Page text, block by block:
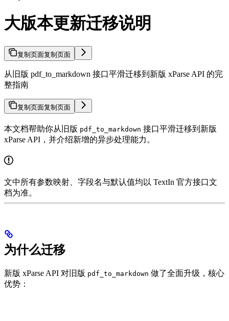
大版本更新迁移说明
复制页面复制页面
从旧版 pdf_to_markdown 接口平滑迁移到新版 xParse API 的完
整指南
复制页面复制页面
本文档帮助你从旧版 pdf_to_markdown 接口平滑迁移到新版
xParse API，并介绍新增的异步处理能力。
文中所有参数映射、字段名与默认值均以 TextIn 官方接口文
档为准。
为什么迁移
新版 xParse API 对旧版 pdf_to_markdown 做了全面升级，核心
优势：